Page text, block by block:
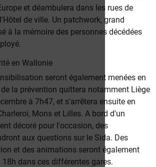
et déambulera dans les rues de
de ville. Un patchwork, grand
à la mémoire des personnes décédées
en Wallonie
seront également menées en
la prévention quittera notamment Liège
à 7h47, et s'arrêtera ensuite en
Mons et Lilles. A bord d'un
décoré pour l'occasion, des
aux questions sur le Sida. Des
et des animations seront également
18h dans ces différentes gares.